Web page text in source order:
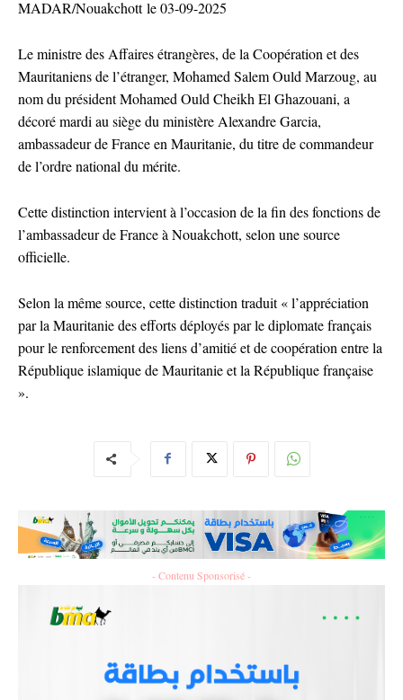
MADAR/Nouakchott le 03-09-2025
Le ministre des Affaires étrangères, de la Coopération et des
Mauritaniens de l’étranger, Mohamed Salem Ould Marzoug, au
nom du président Mohamed Ould Cheikh El Ghazouani, a
décoré mardi au siège du ministère Alexandre Garcia,
ambassadeur de France en Mauritanie, du titre de commandeur
de l’ordre national du mérite.
Cette distinction intervient à l’occasion de la fin des fonctions de
l’ambassadeur de France à Nouakchott, selon une source
officielle.
Selon la même source, cette distinction traduit « l’appréciation
par la Mauritanie des efforts déployés par le diplomate français
pour le renforcement des liens d’amitié et de coopération entre la
République islamique de Mauritanie et la République française
».
- Contenu Sponsorisé -